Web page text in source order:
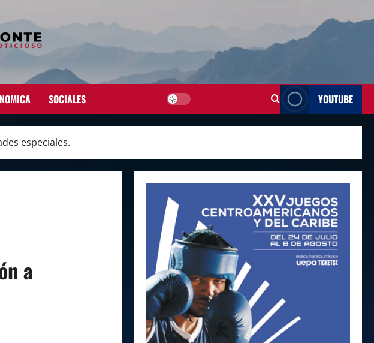
SOCIALES YOUTUBE
especiales.
a